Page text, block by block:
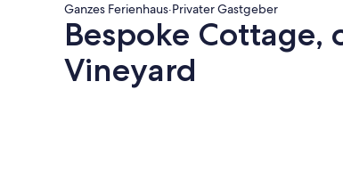
Ganzes Ferienhaus·Privater Gastgeber
Bespoke
Vineyard